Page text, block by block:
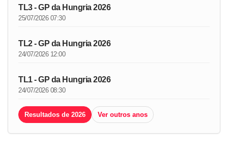
TL3 - GP da Hungria 2026
25/07/2026 07:30
TL2 - GP da Hungria 2026
24/07/2026 12:00
TL1 - GP da Hungria 2026
24/07/2026 08:30
Resultados de 2026 Ver outros anos